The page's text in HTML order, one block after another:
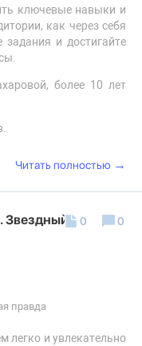
ключевые навыки и
как через себя
и достигайте
более 10 лет
Читать полностью →
Звездный компас
правда
легко и увлекательно
0 0